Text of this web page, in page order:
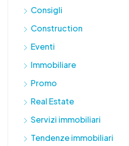
Consigli
Construction
Eventi
Immobiliare
Promo
Real Estate
Servizi immobiliari
Tendenze immobiliari